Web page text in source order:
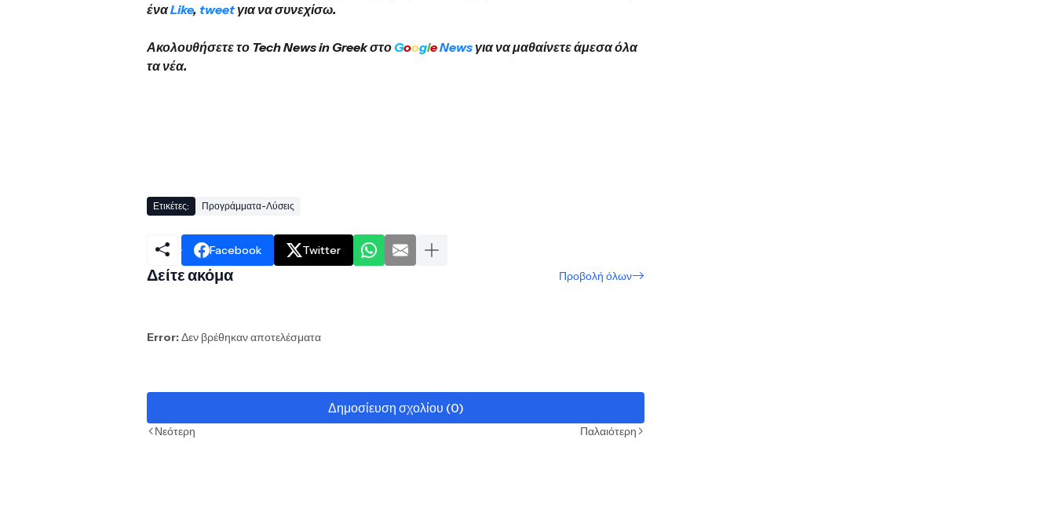
έναLike, tweet για να συνεχίσω.
Ακολουθήσετε το Tech News in Greek στο GoogleNews για να μαθαίνετε άμεσα όλα
τα νέα.
Ετικέτες: Προγράμματα-Λύσεις
Facebook Twitter
Δείτε ακόμα Προβολή όλων
Error:Δεν βρέθηκαν αποτελέσματα
Δημοσίευση σχολίου (0)
Νεότερη Παλαιότερη